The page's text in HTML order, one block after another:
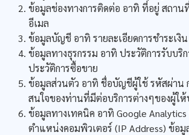
ข้อมูลช่องทางการติดต่อ อาทิ ที่อยู่ สถาน
อีเมล
ข้อมูลบัญชี อาทิ รายละเอียดการชำระเ
ข้อมูลทางธุรกรรม อาทิ ประวัติการรับบริ
ประวัติการซื้อขาย
ข้อมูลส่วนตัว อาทิ ชื่อบัญชีผู้ใช้ รหัสผ่าน
สนใจของท่านที่มีต่อบริการต่างๆของผู้ให้
ข้อมูลทางเทคนิค อาทิ Google
ตำแหน่งคอมพิวเตอร์ (IP Address) ข้อมู